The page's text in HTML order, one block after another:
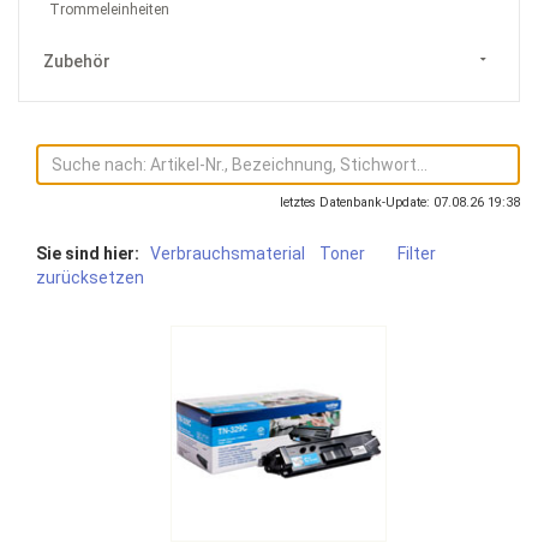
Trommeleinheiten
Zubehör
letztes Datenbank-Update: 07.08.26 19:38
Sie sind hier: Verbrauchsmaterial Toner
Filter
zurücksetzen